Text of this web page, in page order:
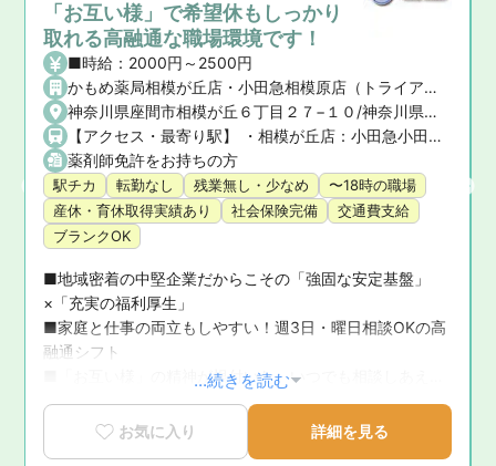
「お互い様」で希望休もしっかり
取れる高融通な職場環境です！
■時給：2000円～2500円
かもめ薬局相模が丘店・小田急相模原店（トライアドジャパン株式会社）
神奈川県座間市相模が丘６丁目２７−１０/神奈川県座間市相模が丘５丁目３−１７ 日神パレステージ小田急相模原フロント
【アクセス・最寄り駅】 ・相模が丘店：小田急小田原線「小田急相模原駅」より徒歩15分 ・小田急相模原店：小田急小田原線「小田急相模原駅」より徒歩3分 ★マイカー通勤も相談可能！
薬剤師免許をお持ちの方
駅チカ 転勤なし 残業無し・少なめ
〜18時の職場
産休・育休取得実績あり
社会保険完備
交通費支給
ブランクOK
■地域密着の中堅企業だからこその「強固な安定基盤」
×「充実の福利厚生」
■家庭と仕事の両立もしやすい！週3日・曜日相談OKの高
融通シフト
■「お互い様」の精神が根付いた、いつでも相談しあえる
温かい職場環境
...続きを読む
お気に入り 詳細を見る